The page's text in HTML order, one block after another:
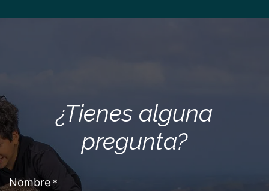
¿Tienes alguna
pregunta?
Nombre *